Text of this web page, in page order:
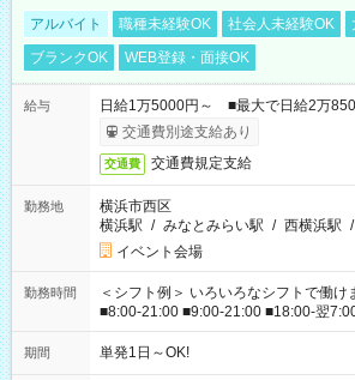
アルバイト 職種未経験OK 社会人未経験OK
ブランクOK
WEB登録・面接OK
給与
日給1万5000円～ ■最大で日給2万
交通費別途支給あり
交通費 交通費規定支給
勤務地
横浜市西区
横浜駅 / みなとみらい駅 / 西横浜駅 /
イベント会場
勤務時間
＜シフト例＞ いろいろなシフトで働
■8:00-21:00 ■9:00-21:00 ■18:00-翌
期間 単発1日～OK!